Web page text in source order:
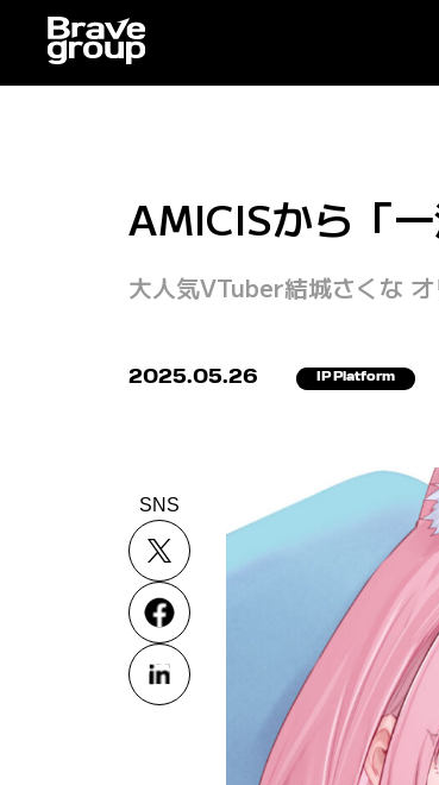
AMICISから「
大人気VTuber結城さくな
2025.05.26 IP Platform
SNS